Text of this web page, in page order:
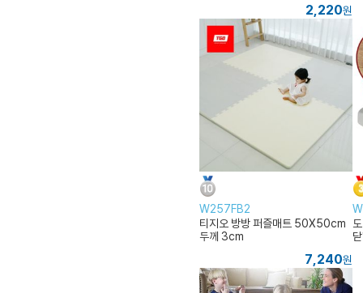
2,220원
W257FB2
티지오 방방 퍼즐매트 50X50cm
두께 3cm
7,240원